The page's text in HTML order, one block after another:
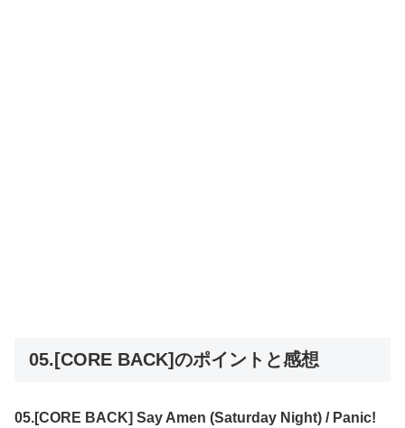
05.[CORE BACK]のポイントと感想
05.[CORE BACK] Say Amen (Saturday Night) / Panic!